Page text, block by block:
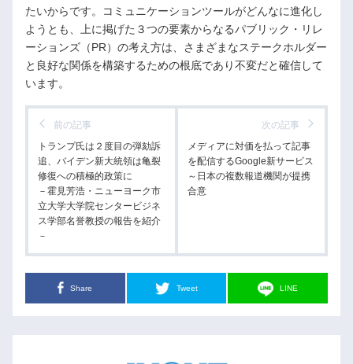
たいからです。コミュニケーションツールがどんなに進化し
ようとも、上に掲げた３つの要素からなるパブリック・リレ
ーションズ（PR）の考え方は、さまざまなステークホルダー
と良好な関係を構築するための根底であり不変だと確信して
います。
前の記事
トランプ氏は２度目の弾劾訴
追、バイデン新大統領は亀裂
修復への積極的政策に
－霍見芳浩・ニューヨーク市
立大学大学院センタービジネ
ス学部名誉教授の報告を紹介
－
次の記事
メディアに対価を払って記事
を配信するGoogle新サービス
～日本の複数報道機関が提携
合意
Share Tweet LINE